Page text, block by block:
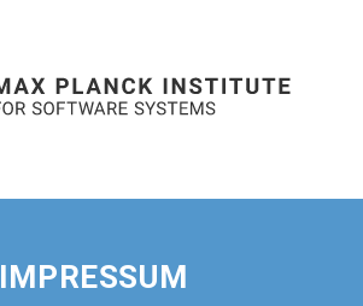
IMPRESSUM